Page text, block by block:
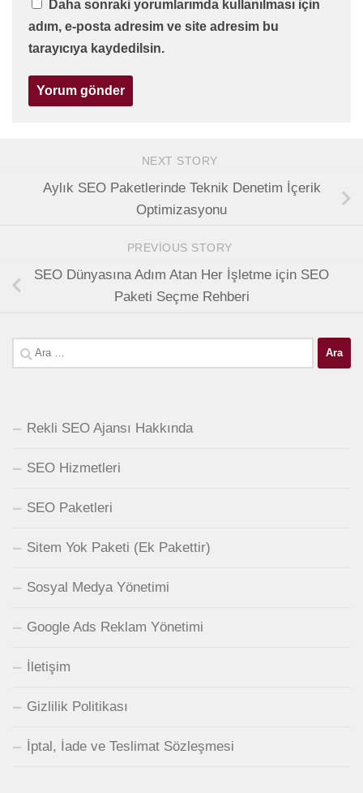
Daha sonraki yorumlarımda kullanılması için
adım, e-posta adresim ve site adresim bu
tarayıcıya kaydedilsin.
NEXT STORY
Aylık SEO Paketlerinde Teknik Denetim İçerik
Optimizasyonu
PREVIOUS STORY
SEO Dünyasına Adım Atan Her İşletme için SEO
Paketi Seçme Rehberi
Arama:
Rekli SEO Ajansı Hakkında
SEO Hizmetleri
SEO Paketleri
Sitem Yok Paketi (Ek Pakettir)
Sosyal Medya Yönetimi
Google Ads Reklam Yönetimi
İletişim
Gizlilik Politikası
İptal, İade ve Teslimat Sözleşmesi